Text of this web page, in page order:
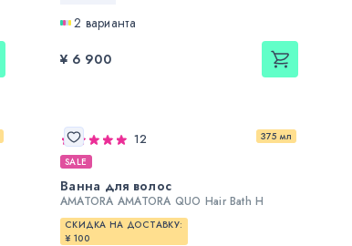
2 варианта
¥ 6 900
375 мл
12
SALE
Ванна для волос
AMATORA AMATORA QUO Hair Bath H
СКИДКА НА ДОСТАВКУ:
¥ 100